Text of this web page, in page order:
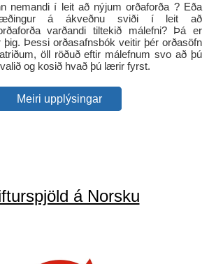
nemandi í leit að nýjum orðaforða ? Eða
á ákveðnu sviði í leit að
varðandi tiltekið málefni? Þá er
Þessi orðasafnsbók veitir þér orðasöfn
öll röðuð eftir málefnum svo að þú
og kosið hvað þú lærir fyrst.
Meiri upplýsingar
á Norsku